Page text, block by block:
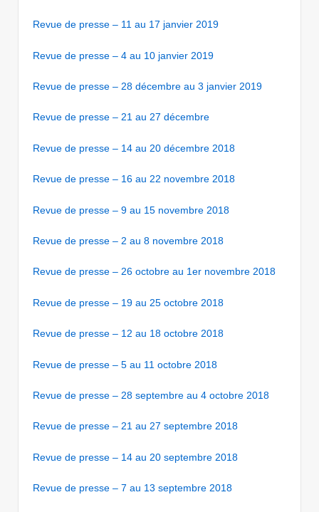
Revue de presse – 11 au 17 janvier 2019
Revue de presse – 4 au 10 janvier 2019
Revue de presse – 28 décembre au 3 janvier 2019
Revue de presse – 21 au 27 décembre
Revue de presse – 14 au 20 décembre 2018
Revue de presse – 16 au 22 novembre 2018
Revue de presse – 9 au 15 novembre 2018
Revue de presse – 2 au 8 novembre 2018
Revue de presse – 26 octobre au 1er novembre 2018
Revue de presse – 19 au 25 octobre 2018
Revue de presse – 12 au 18 octobre 2018
Revue de presse – 5 au 11 octobre 2018
Revue de presse – 28 septembre au 4 octobre 2018
Revue de presse – 21 au 27 septembre 2018
Revue de presse – 14 au 20 septembre 2018
Revue de presse – 7 au 13 septembre 2018